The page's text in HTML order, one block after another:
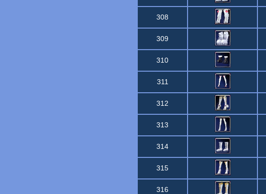
308
309
310
311
312
313
314
315
316